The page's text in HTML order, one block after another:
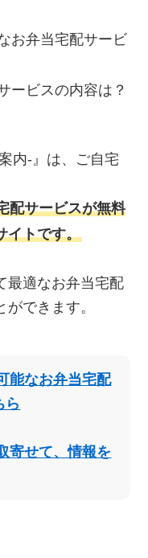
お弁当宅配サービ
ービスの内容は？
内‐』は、ご自宅
配サービスが無料
イトです。
最適なお弁当宅配
できます。
能なお弁当宅配
ら
寄せて、情報を